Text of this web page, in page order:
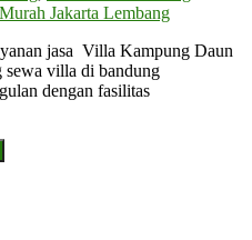
Jakarta Lembang
jasa Villa Kampung Daun
sewa villa di bandung
dengan fasilitas